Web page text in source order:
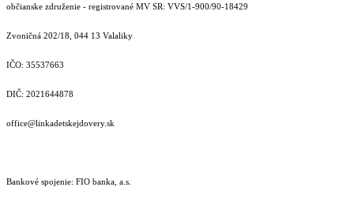
občianske združenie - registrované MV SR: VVS/1-900/90-18429
Zvoničná 202/18, 044 13 Valaliky
IČO: 35537663
DIČ: 2021644878
office@linkadetskejdovery.sk
Bankové spojenie: FIO banka, a.s.